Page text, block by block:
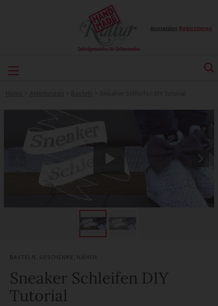
Anmelden Registrieren
BASTELN GESCHENKE NÄHEN
Sneaker Schleifen DIY
Tutorial